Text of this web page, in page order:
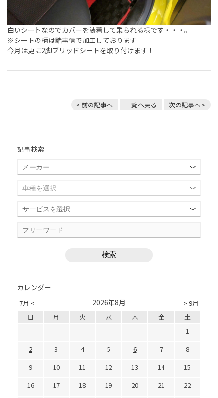
白いシートなのでカバーを装着して乗られる様です・・・。
※シートの柄は諸事情で加工しております
今月は更に2脚ブリッドシートを取り付けます！
< 前の記事へ 一覧へ戻る 次の記事へ >
記事検索
カレンダー
7月 < > 9月
2026年8月
日 月 火 水 木 金
土
1
2
3 4 5 6 7
8
9
10 11 12 13 14
15
16
17 18 19 20 21
22